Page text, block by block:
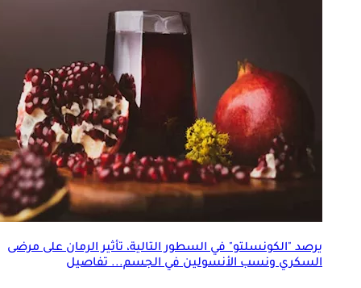
يرصد "الكونسلتو" في السطور التالية، تأثير الرمان على مرضى
السكري ونسب الأنسولين في الجسم... تفاصيل